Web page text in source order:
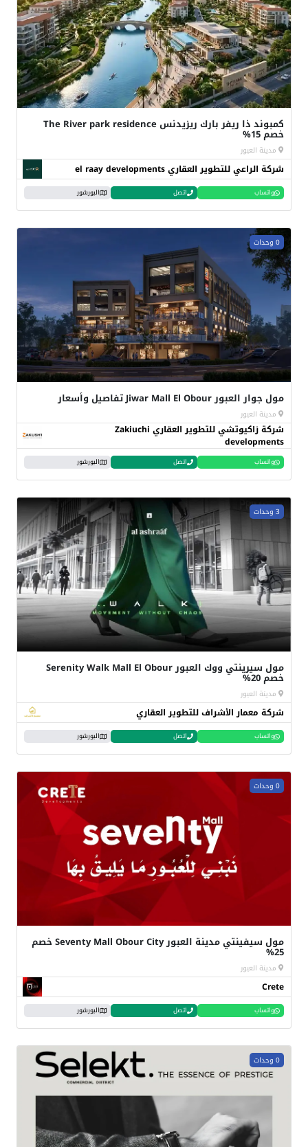
كمبوند ذا ريفر بارك ريزيدنس The River park residence
خصم 15%
مدينة العبور
شركة الراعي للتطوير العقاري el raay developments
واتساب اتصل البورشور
0 وحدات
مول جوار العبور Jiwar Mall El Obour تفاصيل وأسعار
مدينة العبور
شركة زاكيوتشي للتطوير العقاري Zakiuchi
developments
واتساب اتصل البورشور
3 وحدات
مول سيرينتي ووك العبور Serenity Walk Mall El Obour
خصم 20%
مدينة العبور
شركة معمار الأشراف للتطوير العقاري
واتساب اتصل البورشور
0 وحدات
مول سيفينتي مدينة العبور Seventy Mall Obour City خصم
25%
مدينة العبور
Crete
واتساب اتصل البورشور
0 وحدات